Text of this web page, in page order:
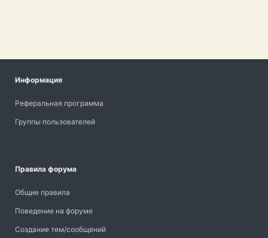
Информация
Реферальная программа
Группы пользователей
Правила форума
Общие правила
Поведение на форуме
Создание тем/сообщений